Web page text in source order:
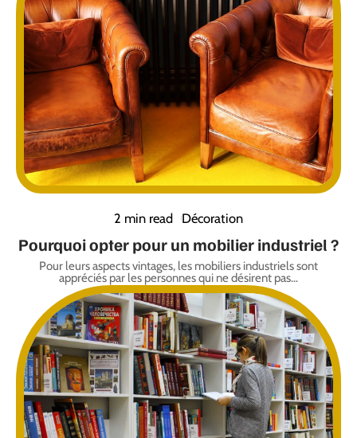
2 min read Décoration
Pourquoi opter pour un mobilier industriel ?
Pour leurs aspects vintages, les mobiliers industriels sont
appréciés par les personnes qui ne désirent pas…